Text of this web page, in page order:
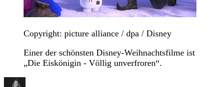
Copyright: picture alliance / dpa / Disney
Einer der schönsten Disney-Weihnachtsfilme ist
„Die Eiskönigin - Völlig unverfroren“.